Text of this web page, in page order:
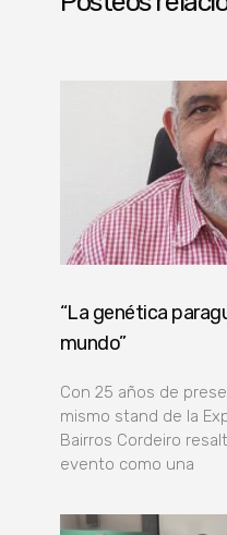
“La genética
mundo”
Con 25 años de
mismo stand de la
Bairros Cordeiro
evento como una